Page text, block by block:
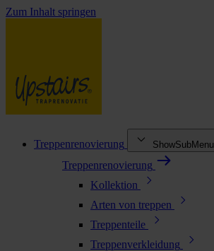
Zum Inhalt springen
Treppenrenovierung ShowSubMenu
Treppenrenovierung
Kollektion
Arten von treppen
Treppenteile
Treppenverkleidung